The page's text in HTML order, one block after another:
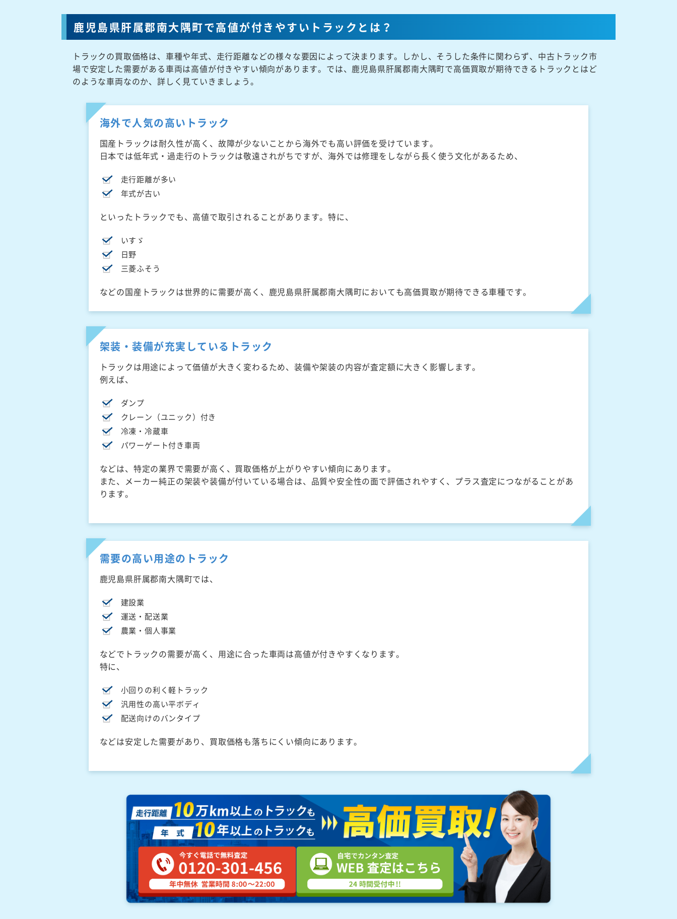
鹿児島県肝属郡南大隅町で高値が付きやすいトラックとは？
トラックの買取価格は、車種や年式、走行距離などの様々な要因によって決まります。しかし、そうした条件に関わらず、中古トラック市
場で安定した需要がある車両は高値が付きやすい傾向があります。では、鹿児島県肝属郡南大隅町で高価買取が期待できるトラックとはど
のような車両なのか、詳しく見ていきましょう。
海外で人気の高いトラック
国産トラックは耐久性が高く、故障が少ないことから海外でも高い評価を受けています。
日本では低年式・過走行のトラックは敬遠されがちですが、海外では修理をしながら長く使う文化があるため、
走行距離が多い
年式が古い
といったトラックでも、高値で取引されることがあります。特に、
いすゞ
日野
三菱ふそう
などの国産トラックは世界的に需要が高く、鹿児島県肝属郡南大隅町においても高価買取が期待できる車種です。
架装・装備が充実しているトラック
トラックは用途によって価値が大きく変わるため、装備や架装の内容が査定額に大きく影響します。
例えば、
ダンプ
クレーン（ユニック）付き
冷凍・冷蔵車
パワーゲート付き車両
などは、特定の業界で需要が高く、買取価格が上がりやすい傾向にあります。
また、メーカー純正の架装や装備が付いている場合は、品質や安全性の面で評価されやすく、プラス査定につながることがあ
ります。
需要の高い用途のトラック
鹿児島県肝属郡南大隅町では、
建設業
運送・配送業
農業・個人事業
などでトラックの需要が高く、用途に合った車両は高値が付きやすくなります。
特に、
小回りの利く軽トラック
汎用性の高い平ボディ
配送向けのバンタイプ
などは安定した需要があり、買取価格も落ちにくい傾向にあります。